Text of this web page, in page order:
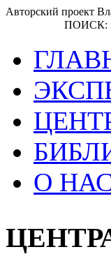
Авторский проект
ПОИСК:
О